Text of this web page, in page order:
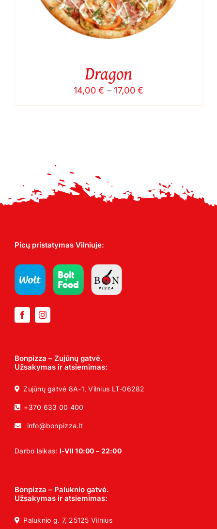
Dragon
14,00€ – 17,00€
range:
Picų pristatymas Vilniuje:
Bonpizza – Zujūnų gatvė.
Užsakymas ir atsiemimas:
Zujūnų gatvė 8A-1, Vilnius LT-06282
+370 633 00 400
info@bonpizza.lt
Darbo laikas: I-VII 10:00 – 22:00
Bonpizza – Paluknio gatvė.
Užsakymas ir atsiemimas:
Paluknio g. 7, 25125 Vilnius